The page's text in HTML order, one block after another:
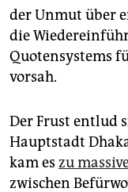
epaper login
der Unmut über
die
Quotensystems
vorsah.
Der Frust entlud
Hauptstadt
kam es zu
zwischen